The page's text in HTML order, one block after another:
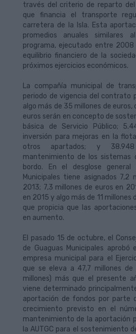
través del criterio de reparto
que financia el transporte
carretera de la Isla. Esta
promedios anuales similares
programa, ejecutado entre 2008
equilibrio financiero de la
próximos ejercicios económicos.
La compañía municipal de
periodo de vigencia del contrato
algo más de 35 millones de euros,
euros serán en concepto de
básica de Servicio Público;
inversión para mejoras en la
otros apartados; y
mantenimiento de los sistemas
bordo. En el desglose general
Municipales tiene asignados 7,2
2013; 7,3 millones de euros en
en 2015 y algo más de 11 millones
que propicia que las
en aumento.
El pasado 15 de octubre, el
de Guaguas Municipales aprobó
empresa municipal para el
que se eleva a 47,7 millones de
millones) más que el presente
viene determinado
aportación de fondos por parte
crecimiento previsto en el
mantenimiento de la aportación
la AUTGC para el sostenimiento